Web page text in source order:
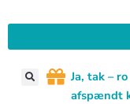
til
indholdet
Ja, tak –
afspændt